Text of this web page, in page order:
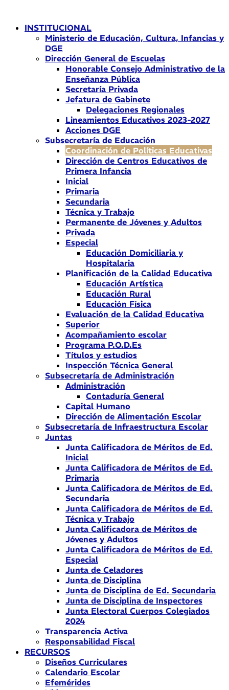
contenidoINSTITUCIONAL
Ministerio de Educación, Cultura, Infancias y
DGE
Dirección General de Escuelas
Honorable Consejo Administrativo de la
Enseñanza Pública
Secretaría Privada
Jefatura de Gabinete
Delegaciones Regionales
Lineamientos Educativos 2023-2027
Acciones DGE
Subsecretaría de Educación
Coordinación de Políticas Educativas
Dirección de Centros Educativos de
Primera Infancia
Inicial
Primaria
Secundaria
Técnica y Trabajo
Permanente de Jóvenes y Adultos
Privada
Especial
Educación Domiciliaria y
Hospitalaria
Planificación de la Calidad Educativa
Educación Artística
Educación Rural
Educación Física
Evaluación de la Calidad Educativa
Superior
Acompañamiento escolar
Programa P.O.D.Es
Títulos y estudios
Inspección Técnica General
Subsecretaría de Administración
Administración
Contaduría General
Capital Humano
Dirección de Alimentación Escolar
Subsecretaría de Infraestructura Escolar
Juntas
Junta Calificadora de Méritos de Ed.
Inicial
Junta Calificadora de Méritos de Ed.
Primaria
Junta Calificadora de Méritos de Ed.
Secundaria
Junta Calificadora de Méritos de Ed.
Técnica y Trabajo
Junta Calificadora de Méritos de
Jóvenes y Adultos
Junta Calificadora de Méritos de Ed.
Especial
Junta de Celadores
Junta de Disciplina
Junta de Disciplina de Ed. Secundaria
Junta de Disciplina de Inspectores
Junta Electoral Cuerpos Colegiados
2024
Transparencia Activa
Responsabilidad Fiscal
RECURSOS
Diseños Curriculares
Calendario Escolar
Efemérides